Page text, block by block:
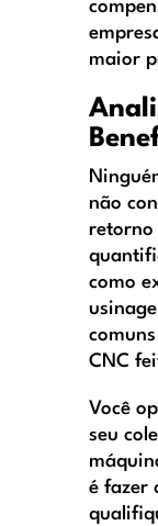
maior
não
retorno
como
CNC
Você
seu
é fazer